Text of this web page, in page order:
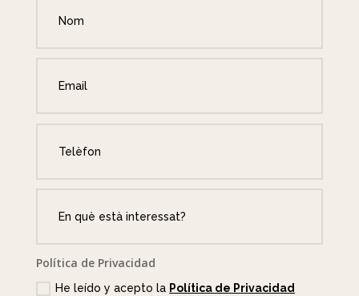
Política de Privacidad
He leído y acepto la Política de Privacidad